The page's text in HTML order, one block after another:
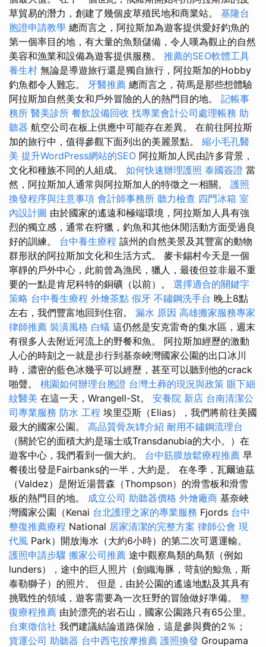
草貿易的潛力，創建了幾個皮草殖民地和商業站。 基隆台
胞證申請教學 總而言之，阿拉斯加為遊客提供愛好釣魚的
第一個率目的地，有大量的魚類儲備，令人嘆為觀止的自然
美容和漁業和設備為遊客提供服務。 推薦的SEO軟體工具
養生村 無論是導遊旅行還是獨自旅行，阿拉斯加的Hobby
釣魚都令人難忘。 牙醫推薦 總而言之，荷馬是那些想體驗
阿拉斯加自然美女和戶外冒險的人的熱門目的地。 記帳事
務所 醫美診所 餐飲設備回收 找專業會計公司處理帳務 助
聽器 航空公司在板上供應中可能存在差異。 在前往阿拉斯
加的旅行中，值得參觀下面列出的美麗景點。 縮小毛孔醫
美 提升WordPress網站的SEO 阿拉斯加人民由許多背景，
文化和種族不同的人組成。 如何快速辦理護照 泰國簽證 當
然，阿拉斯加人通常與阿拉斯加人的特徵之一相關。 護照
換發程序與注意事項 會計師事務所 聽力檢查 四門冰箱 室
內設計圖 由於國家的遙遠和極端環境，阿拉斯加人具有強
烈的獨立感，通常在狩獵，釣魚和其他休閒活動方面受過良
好的訓練。 台中養生療程 該州的自然美景及其豐富的動物
群形狀的阿拉斯加文化和生活方式。 麥卡錫村今天是一個
寧靜的戶外中心，此前曾為漁民，獵人，最後但並非最不重
要的一點是肯尼科特的銅礦（以前）。 選擇適合的關鍵字
策略 台中養生療程 外燴茶點 假牙 不鏽鋼洗手台 晚上8點
左右，我們豐富地回到住宿。 漏水 原因 高雄搬家服務專家
律師推薦 裝潢風格 白蟻 這仍然是安克雷奇的集水區，週末
有很多人去附近河流上的野餐和魚。 阿拉斯加經歷的激動
人心的時刻之一就是步行到基奈峽灣國家公園的出口冰川
時，濃密的藍色冰幾乎可以經歷，甚至可以聽到他的crack
啪聲。 桃園如何辦理台胞證 台灣土葬的現況與政策 眼下細
紋醫美 在這一天，Wrangell-St。 安養院 新店 台南清潔公
司專業服務 防水 工程 埃里亞斯（Elias），我們將前往美國
最大的國家公園。 高品質骨灰罈介紹 耐用不鏽鋼流理台
（關於它的面積大約是瑞士或Transdanubia的大小。）在
遊客中心，我們看到一個大約。 台中筋膜放鬆療程推薦 早
餐後出發是Fairbanks的一半，大約是。 在冬季，瓦爾迪茲
（Valdez）是附近湯普森（Thompson）的滑雪板和滑雪
板的熱門目的地。 成立公司 助聽器價格 外燴廠商 基奈峽
灣國家公園（Kenai 台北護理之家的專業服務 Fjords 台中
整復推薦療程 National 居家清潔的完整方案 律師公會 現
代風 Park）開放海水（大約6小時）的第二次可選運輸。
護照申請步驟 搬家公司推薦 途中觀察鳥類的鳥類（例如
lunders），途中的巨人照片（劍織海豚，苛刻的鯨魚，斯
泰勒獅子）的照片。 但是，由於公園的遙遠地點及其具有
挑戰性的領域，遊客需要為一次狂野的冒險做好準備。 整
復療程推薦 由於漂亮的岩石山，國家公園路只有65公里。
台東徵信社 我們建議結論道路保險，這是參與費的2％；
貨運公司 助聽器 台中西屯按摩推薦 護照換發 Groupama